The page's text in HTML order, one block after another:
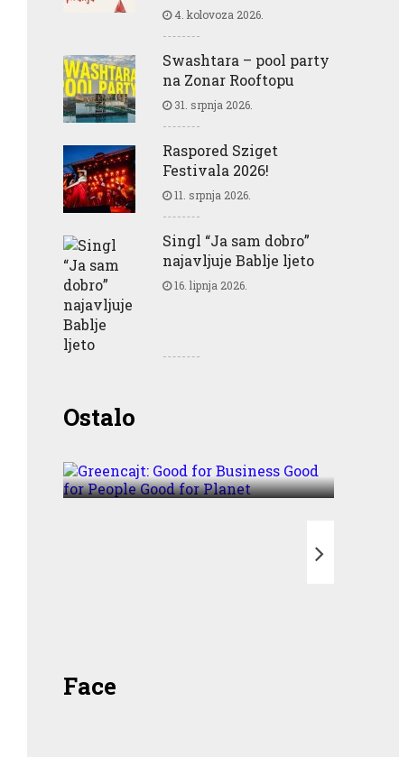
4. kolovoza 2026.
Swashtara – pool party
na Zonar Rooftopu
31. srpnja 2026.
Raspored Sziget
Festivala 2026!
11. srpnja 2026.
Singl “Ja sam dobro”
najavljuje Bablje ljeto
16. lipnja 2026.
OstaloGreencajt: Good for
Business Good for People
Face